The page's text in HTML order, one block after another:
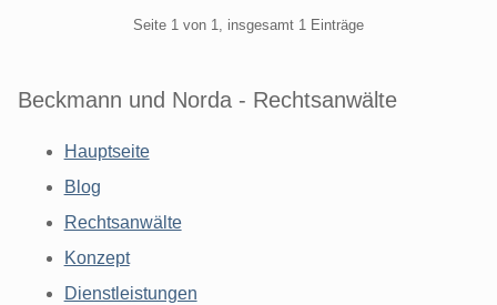
Seite 1 von 1, insgesamt 1 Einträge
Beckmann und Norda - Rechtsanwälte
Hauptseite
Blog
Rechtsanwälte
Konzept
Dienstleistungen